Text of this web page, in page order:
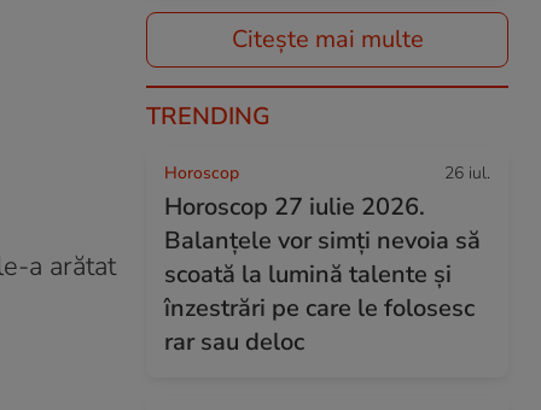
a arătat
Citește mai multe
TRENDING
Horoscop 26 iul.
Horoscop 27 iulie 2026.
Balanțele vor simți nevoia să
scoată la lumină talente și
înzestrări pe care le folosesc
rar sau deloc